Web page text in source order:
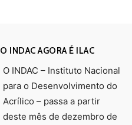
O INDAC AGORA É ILAC
O INDAC – Instituto Nacional
para o Desenvolvimento do
Acrílico – passa a partir
deste mês de dezembro de